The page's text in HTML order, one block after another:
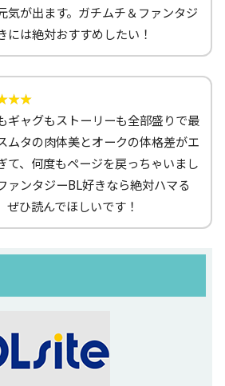
気が出ます。ガチムチ＆ファンタジ
には絶対おすすめしたい！
ギャグもストーリーも全部盛りで最
ムタの肉体美とオークの体格差がエ
て、何度もページを戻っちゃいまし
ァンタジーBL好きなら絶対ハマる
ぜひ読んでほしいです！